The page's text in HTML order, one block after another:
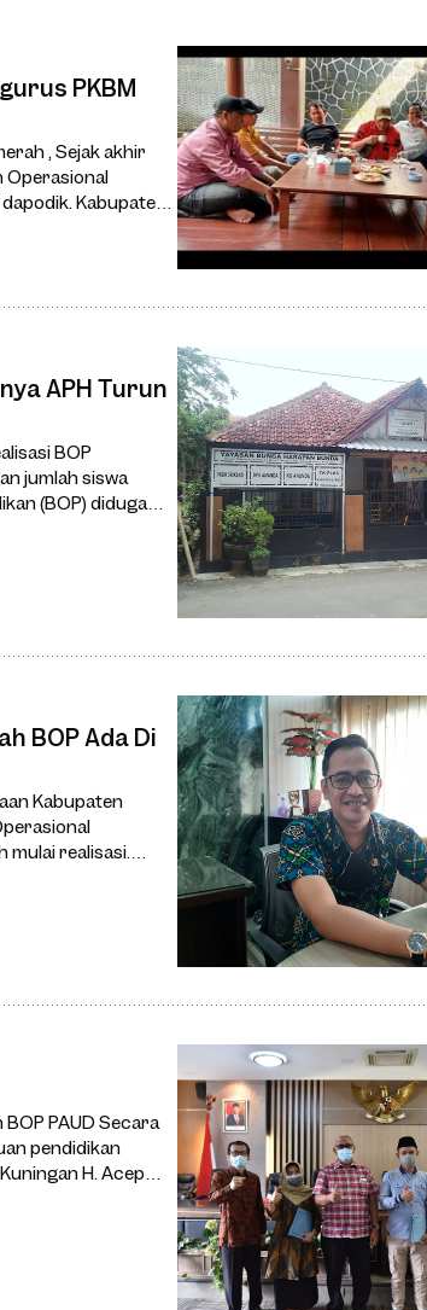
PKBM
, Sejak akhir
Operasional
Kabupaten
APH Turun
BOP
jumlah siswa
(BOP) diduga
BOP Ada Di
Kabupaten
mulai realisasi.
PAUD Secara
pendidikan
H. Acep